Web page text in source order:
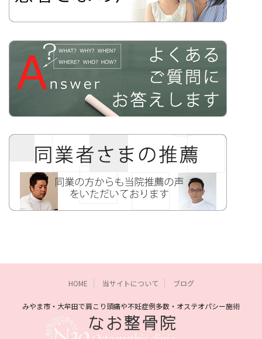
HOME 当サイトについて ブログ
みやま市・大牟田で肩こり頭痛や不妊症例多数・オステオパシー施術